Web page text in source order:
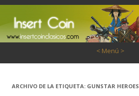
< Menú >
ARCHIVO DE LA ETIQUETA: GUNSTAR HEROES